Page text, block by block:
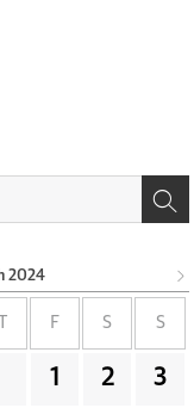
2024
F S S
1 2 3